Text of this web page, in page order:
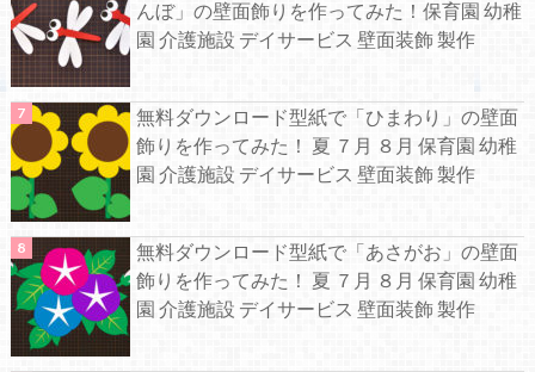
んぼ」の壁面飾りを作ってみた！保育園 幼稚
園 介護施設 デイサービス 壁面装飾 製作
無料ダウンロード型紙で「ひまわり」の壁面
飾りを作ってみた！ 夏 ７月 ８月 保育園 幼稚
園 介護施設 デイサービス 壁面装飾 製作
無料ダウンロード型紙で「あさがお」の壁面
飾りを作ってみた！ 夏 ７月 ８月 保育園 幼稚
園 介護施設 デイサービス 壁面装飾 製作